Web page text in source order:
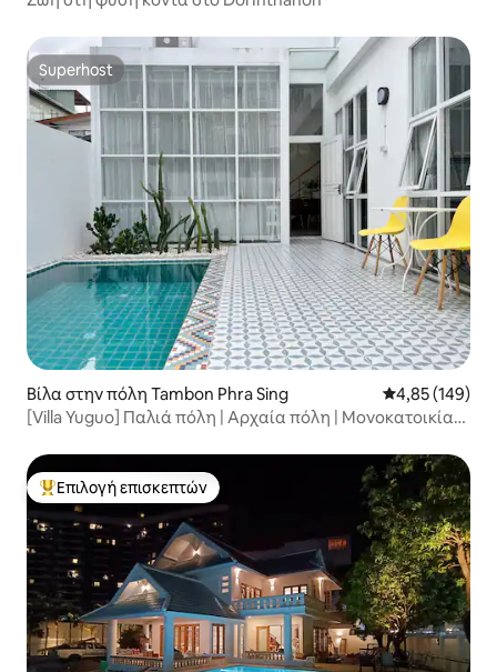
Superhost
Superhost
Βίλα στην πόλη Tambon Phra Sing Μέση
4,85 (149)
[Villa Yuguo] Παλιά πόλη | Αρχαία πόλη | Μονοκατοικία
πύλη Tha Pae
Κορυφαία επιλογή επισκεπτών
Επιλογή επισκεπτών